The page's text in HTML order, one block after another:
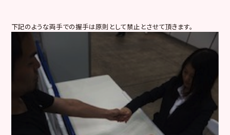
下記のような両手での握手は原則として禁止とさせて頂きます。